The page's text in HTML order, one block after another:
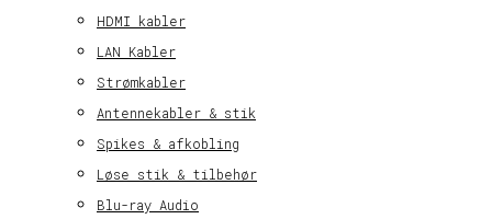
HDMI kabler
LAN Kabler
Strømkabler
Antennekabler & stik
Spikes & afkobling
Løse stik & tilbehør
Blu-ray Audio